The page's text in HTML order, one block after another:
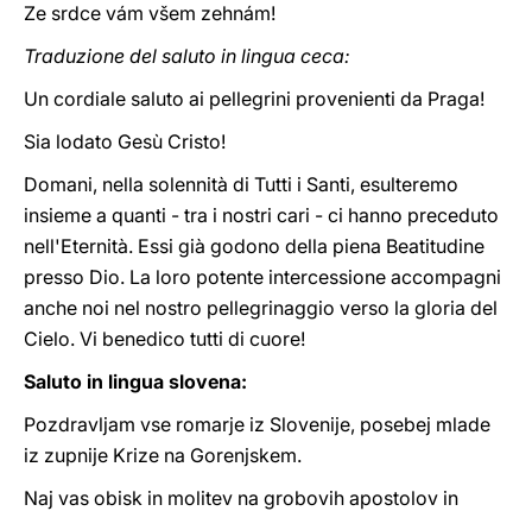
Ze srdce vám všem zehnám!
Traduzione del saluto in lingua ceca:
Un cordiale saluto ai pellegrini provenienti da Praga!
Sia lodato Gesù Cristo!
Domani, nella solennità di Tutti i Santi, esulteremo
insieme a quanti - tra i nostri cari - ci hanno preceduto
nell'Eternità. Essi già godono della piena Beatitudine
presso Dio. La loro potente intercessione accompagni
anche noi nel nostro pellegrinaggio verso la gloria del
Cielo. Vi benedico tutti di cuore!
Saluto in lingua slovena:
Pozdravljam vse romarje iz Slovenije, posebej mlade
iz zupnije Krize na Gorenjskem.
Naj vas obisk in molitev na grobovih apostolov in